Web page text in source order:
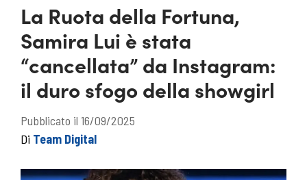
La Ruota della Fortuna,
Samira Lui è stata
“cancellata” da Instagram:
il duro sfogo della showgirl
Pubblicato il 16/09/2025
Di Team Digital